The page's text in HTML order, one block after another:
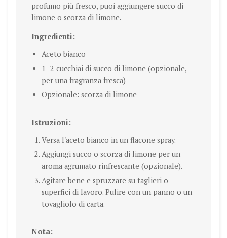
profumo più fresco, puoi aggiungere succo di
limone o scorza di limone.
Ingredienti:
Aceto bianco
1–2 cucchiai di succo di limone (opzionale,
per una fragranza fresca)
Opzionale: scorza di limone
Istruzioni:
Versa l'aceto bianco in un flacone spray.
Aggiungi succo o scorza di limone per un
aroma agrumato rinfrescante (opzionale).
Agitare bene e spruzzare su taglieri o
superfici di lavoro. Pulire con un panno o un
tovagliolo di carta.
Nota: